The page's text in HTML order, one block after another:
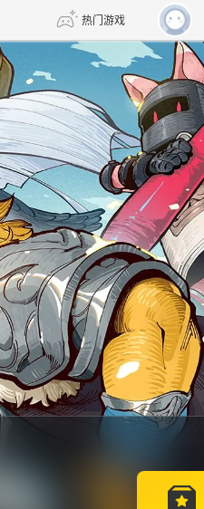
热门游戏
DNF 传奇4
剑网3旗舰版 新天龙八部
诛仙世界 新仙侠5